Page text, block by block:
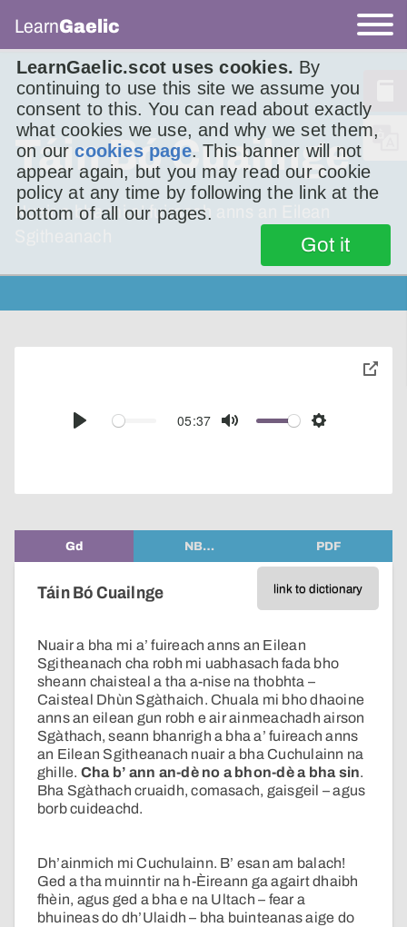
LearnGaelic.scot uses cookies. By
continuing to use this site we assume you
consent to this. You can read about exactly
what cookies we use, and why we set them,
on ourcookies page. This banner will not
appear again, but you may read our cookie
policy at any time by following the link at the
bottom of all our pages.
Got it
LearnGaelic
Táin Bó Cuailnge
Nuair a bha mi a’ fuireach anns an Eilean
Play
05:37
Mute Settings
toggle
Gd NB… PDF
link to dictionary
Táin Bó Cuailnge
Nuair a bha mi a’ fuireach anns an Eilean
Sgitheanach cha robh mi uabhasach fada bho
sheann chaisteal a tha a-nise na thobhta –
Caisteal Dhùn Sgàthaich. Chuala mi bho dhaoine
anns an eilean gun robh e air ainmeachadh airson
Sgàthach, seann bhanrigh a bha a’ fuireach anns
an Eilean Sgitheanach nuair a bha Cuchulainn na
ghille. Cha b’ ann an-dè no a bhon-dè a bha sin.
Bha Sgàthach cruaidh, comasach, gaisgeil – agus
borb cuideachd.
Dh’ainmich mi Cuchulainn. B’ esan am balach!
Ged a tha muinntir na h-Èireann ga agairt dhaibh
fhèin, agus ged a bha e na Ultach – fear a
bhuineas do dh’Ulaidh – bha buinteanas aige do